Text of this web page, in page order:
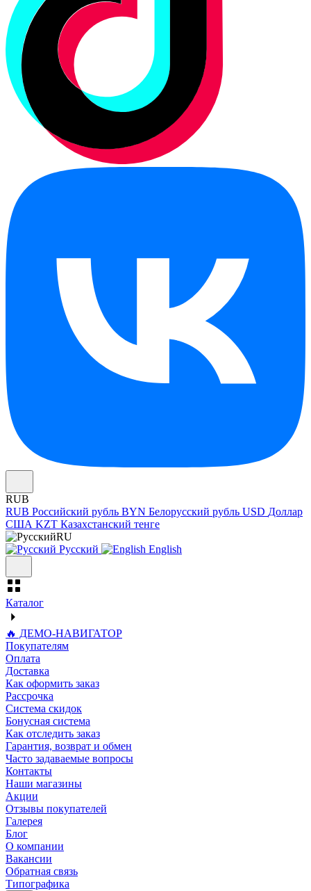
RUB
RUB Российский рубль BYN Белорусский рубль USD Доллар
США KZT Казахстанский тенге
RU
Русский
English
Каталог
🔥 ДЕМО-НАВИГАТОР
Покупателям
Оплата
Доставка
Как оформить заказ
Рассрочка
Система скидок
Бонусная система
Как отследить заказ
Гарантия, возврат и обмен
Часто задаваемые вопросы
Контакты
Наши магазины
Акции
Отзывы покупателей
Галерея
Блог
О компании
Вакансии
Обратная связь
Типографика